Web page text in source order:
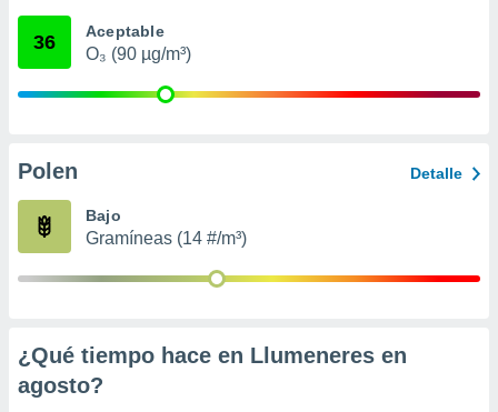
mediante
publicidad
de
36 Aceptable
O₃ (90 µg/m³)
Polen Detalle
Bajo
Gramíneas (14 #/m³)
¿Qué tiempo hace en Llumeneres en
agosto?